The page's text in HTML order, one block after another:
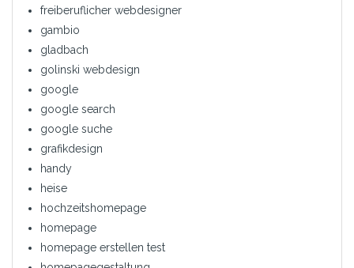
freiberuflicher webdesigner
gambio
gladbach
golinski webdesign
google
google search
google suche
grafikdesign
handy
heise
hochzeitshomepage
homepage
homepage erstellen test